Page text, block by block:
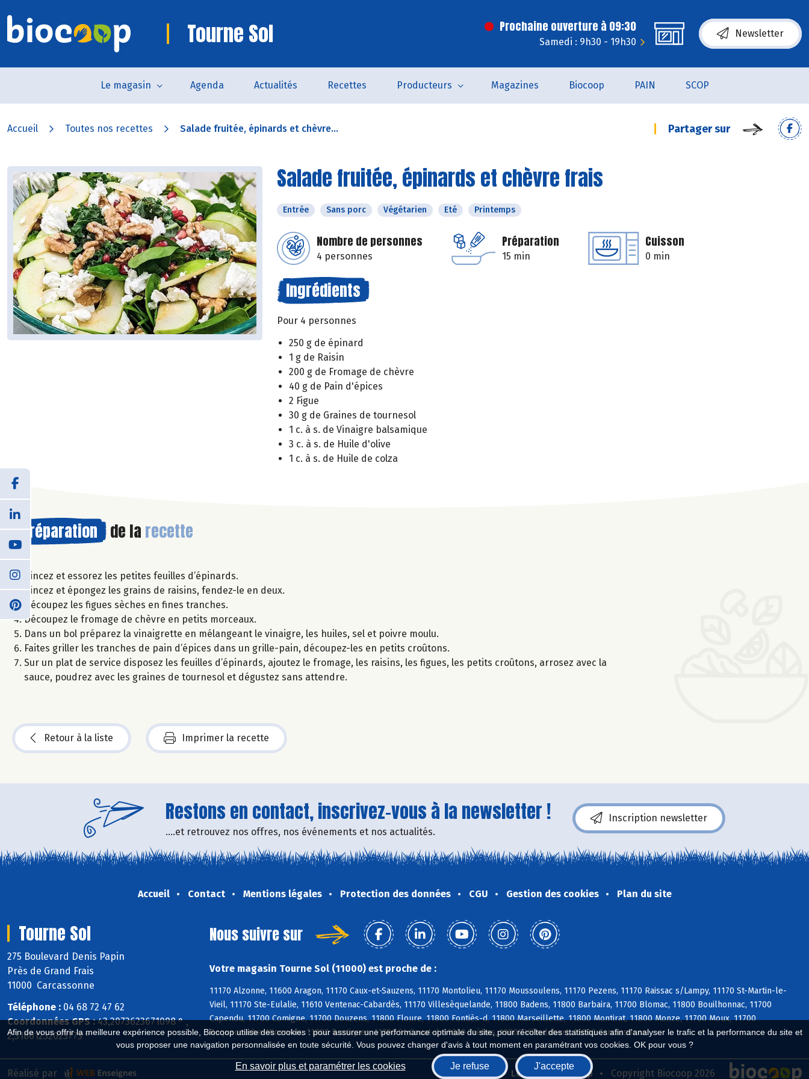
Afin de vous offrir la meilleure expérience possible, Biocoop utilise des cookies : pour assurer une performance optimale du site, pour récolter des statistiques afin d'analyser le trafic et la performance du site et
vous proposer une navigation personnalisée en toute sécurité. Vous pouvez changer d'avis à tout moment en paramétrant vos cookies. OK pour vous ?
En savoir plus et paramétrer les cookies Je refuse J'accepte
Tourne Sol Prochaine ouverture à 09:30
Samedi : 9h30 - 19h30
Newsletter
Le magasin Agenda Actualités Recettes Producteurs Magazines Biocoop PAIN SCOP
Accueil Toutes nos recettes Salade fruitée, épinards et chèvre... Partager sur
Salade fruitée, épinards et chèvre frais
Entrée Sans porc Végétarien Eté Printemps
Nombre de personnes
4 personnes
Préparation
15 min
Cuisson
0 min
Ingrédients
Pour 4 personnes
250 g de épinard
1 g de Raisin
200 g de Fromage de chèvre
40 g de Pain d'épices
2 Figue
30 g de Graines de tournesol
1 c. à s. de Vinaigre balsamique
3 c. à s. de Huile d'olive
1 c. à s. de Huile de colza
Préparation de la recette
Rincez et essorez les petites feuilles d’épinards.
Rincez et épongez les grains de raisins, fendez-le en deux.
Découpez les figues sèches en fines tranches.
Découpez le fromage de chèvre en petits morceaux.
Dans un bol préparez la vinaigrette en mélangeant le vinaigre, les huiles, sel et poivre moulu.
Faites griller les tranches de pain d’épices dans un grille-pain, découpez-les en petits croûtons.
Sur un plat de service disposez les feuilles d’épinards, ajoutez le fromage, les raisins, les figues, les petits croûtons, arrosez avec la
sauce, poudrez avec les graines de tournesol et dégustez sans attendre.
Retour à la liste Imprimer la recette
Restons en contact, inscrivez-vous à la newsletter !
....et retrouvez nos offres, nos événements et nos actualités.
Inscription newsletter
Accueil Contact Mentions légales Protection des données CGU Gestion des cookies Plan du site
Tourne Sol
275 Boulevard Denis Papin
Près de Grand Frais
11000 Carcassonne
Téléphone : 04 68 72 47 62
Coordonnées GPS :43,2073623671098 ° ,
2,31601232023773 °
Nous suivre sur
Votre magasin Tourne Sol (11000) est proche de :
11170 Alzonne, 11600 Aragon, 11170 Caux-et-Sauzens, 11170 Montolieu, 11170 Moussoulens, 11170 Pezens, 11170 Raissac s/Lampy, 11170 St-Martin-le-
Vieil, 11170 Ste-Eulalie, 11610 Ventenac-Cabardès, 11170 Villesèquelande, 11800 Badens, 11800 Barbaira, 11700 Blomac, 11800 Bouilhonnac, 11700
Capendu, 11700 Comigne, 11700 Douzens, 11800 Floure, 11800 Fontiès-d, 11800 Marseillette, 11800 Montirat, 11800 Monze, 11700 Moux, 11700
Roquecourbe-Minervois, 11800 Rustiques, 11700 St-Couat-d, 11800 Trèbes, 11800 Villedubert, 11000 Carcassonne
Biocoop.fr Le réseau Biocoop Copyright Biocoop 2026
Réalisé par